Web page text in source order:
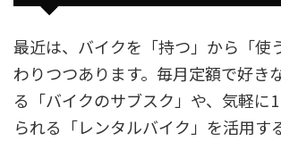
最近は、バイクを「持つ」から「使
わりつつあります。毎月定額で好き
る「バイクのサブスク」や、気軽に
られる「レンタルバイク」を活用す